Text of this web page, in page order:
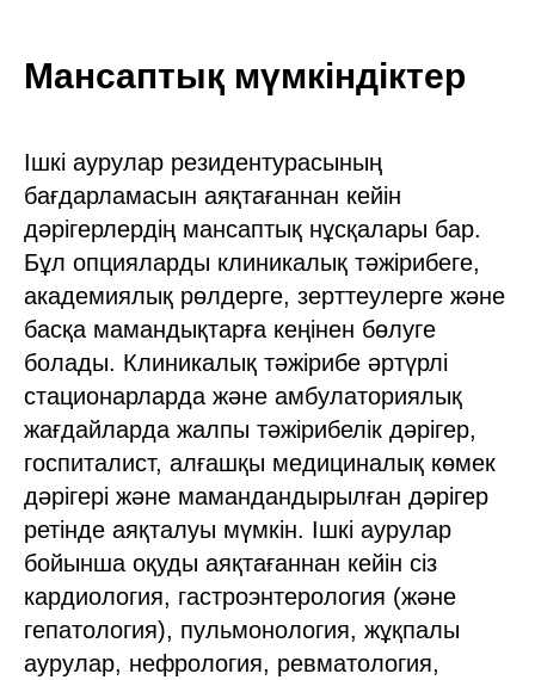
Мансаптық мүмкіндіктер
Ішкі аурулар резидентурасының
бағдарламасын аяқтағаннан кейін
дәрігерлердің мансаптық нұсқалары бар.
Бұл опцияларды клиникалық тәжірибеге,
академиялық рөлдерге, зерттеулерге және
басқа мамандықтарға кеңінен бөлуге
болады. Клиникалық тәжірибе әртүрлі
стационарларда және амбулаториялық
жағдайларда жалпы тәжірибелік дәрігер,
госпиталист, алғашқы медициналық көмек
дәрігері және мамандандырылған дәрігер
ретінде аяқталуы мүмкін. Ішкі аурулар
бойынша оқуды аяқтағаннан кейін сіз
кардиология, гастроэнтерология (және
гепатология), пульмонология, жұқпалы
аурулар, нефрология, ревматология,